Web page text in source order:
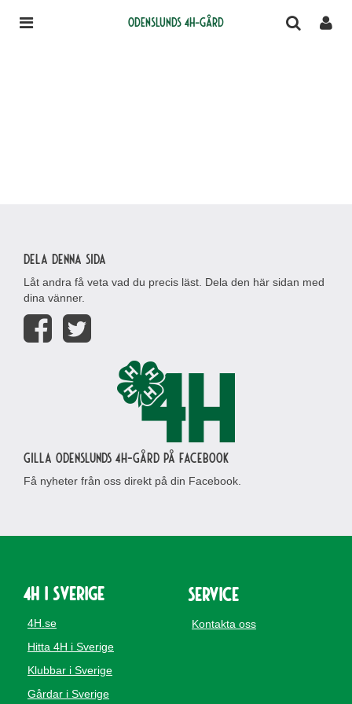
Odenslunds 4H-gård
Dela denna sida
Låt andra få veta vad du precis läst. Dela den här sidan med
dina vänner.
Gilla Odenslunds 4H-gård på Facebook
Få nyheter från oss direkt på din Facebook.
4H i Sverige
4H.se
Hitta 4H i Sverige
Klubbar i Sverige
Gårdar i Sverige
Service
Kontakta oss